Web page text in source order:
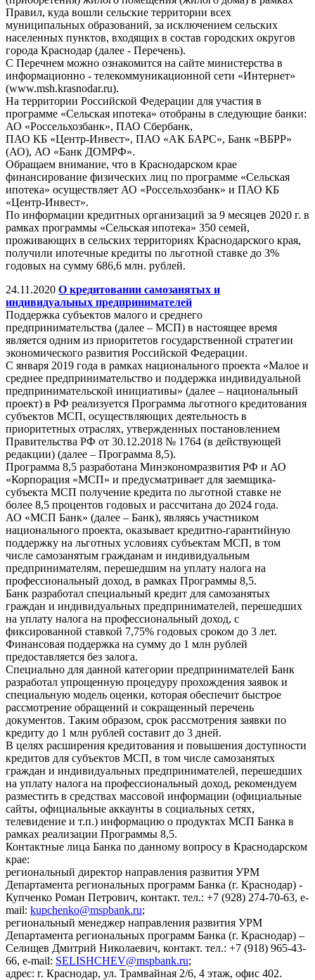
Правил, куда вошли сельские территории всех
муниципальных образований, за исключением сельских
населенных пунктов, входящих в состав городских округов
города Краснодар (далее - Перечень).
С Перечнем можно ознакомится на сайте министерства в
информационно - телекоммуникационной сети «Интернет»
(www.msh.krasnodar.ru).
На территории Российской Федерации для участия в
программе «Сельская ипотека» отобраны в следующие банки:
АО «Россельхозбанк», ПАО Сбербанк,
ПАО КБ «Центр-Инвест», ПАО «АК БАРС», Банк «ВБРР»
(АО), АО «Банк ДОМРФ».
Обращаем внимание, что в Краснодарском крае
финансирование физических лиц по программе «Сельская
ипотека» осуществляет АО «Россельхозбанк» и ПАО КБ
«Центр-Инвест».
По информации кредитных организаций за 9 месяцев 2020 г. в
рамках программы «Сельская ипотека» 350 семей,
проживающих в сельских территориях Краснодарского края,
получили ипотечные кредиты по льготной ставке до 3%
годовых на сумму 686,6 млн. рублей.
24.11.2020 О кредитовании самозанятых и
индивидуальных предпринимателей
Поддержка субъектов малого и среднего
предпринимательства (далее – МСП) в настоящее время
является одним из приоритетов государственной стратегии
экономического развития Российской Федерации.
С января 2019 года в рамках национального проекта «Малое и
среднее предпринимательство и поддержка индивидуальной
предпринимательской инициативы» (далее – национальный
проект) в РФ реализуется Программа льготного кредитования
субъектов МСП, осуществляющих деятельность в
приоритетных отраслях, утвержденных постановлением
Правительства РФ от 30.12.2018 № 1764 (в действующей
редакции) (далее – Программа 8,5).
Программа 8,5 разработана Минэкономразвития РФ и АО
«Корпорация «МСП» и предусматривает для заемщика-
субъекта МСП получение кредита по льготной ставке не
более 8,5 процентов годовых и рассчитана до 2024 года.
АО «МСП Банк» (далее – Банк), являясь участником
национального проекта, оказывает кредитно-гарантийную
поддержку на льготных условиях субъектам МСП, в том
числе самозанятым гражданам и индивидуальным
предпринимателям, перешедшим на уплату налога на
профессиональный доход, в рамках Программы 8,5.
Банк разработал специальный кредит для самозанятых
граждан и индивидуальных предпринимателей, перешедших
на уплату налога на профессиональный доход, с
фиксированной ставкой 7,75% годовых сроком до 3 лет.
Финансовая поддержка на сумму до 1 млн рублей
предоставляется без залога.
Специально для данной категории предпринимателей Банк
разработал упрощенную процедуру прохождения заявок и
специальную модель оценки, которая обеспечит быстрое
рассмотрение обращений и сокращенный перечень
документов. Таким образом, срок рассмотрения заявки по
кредиту до 1 млн рублей составит до 3 дней.
В целях расширения кредитования и повышения доступности
кредитов для субъектов МСП, в том числе самозанятых
граждан и индивидуальных предпринимателей, перешедших
на уплату налога на профессиональный доход, рекомендуем
разместить в средствах массовой информации (официальные
сайты, официальные аккаунты в социальных сетях,
телевидение и т.п.) информацию о продуктах МСП Банка в
рамках реализации Программы 8,5.
Контактные лица Банка по данному вопросу в Краснодарском
крае:
региональный директор направления развития УРМ
Департамента региональных программ Банка (г. Краснодар) -
Купченко Роман Петрович, контакт. тел.: +7 (928) 274-70-63, e-
mail: kupchenko@mspbank.ru;
региональный менеджер направления развития УРМ
Департамента региональных программ Банка (г. Краснодар) –
Селищев Дмитрий Николаевич, контакт. тел.: +7 (918) 965-43-
66, e-mail: SELISHCHEV@mspbank.ru;
адрес: г. Краснодар, ул. Трамвайная 2/6, 4 этаж, офис 402.